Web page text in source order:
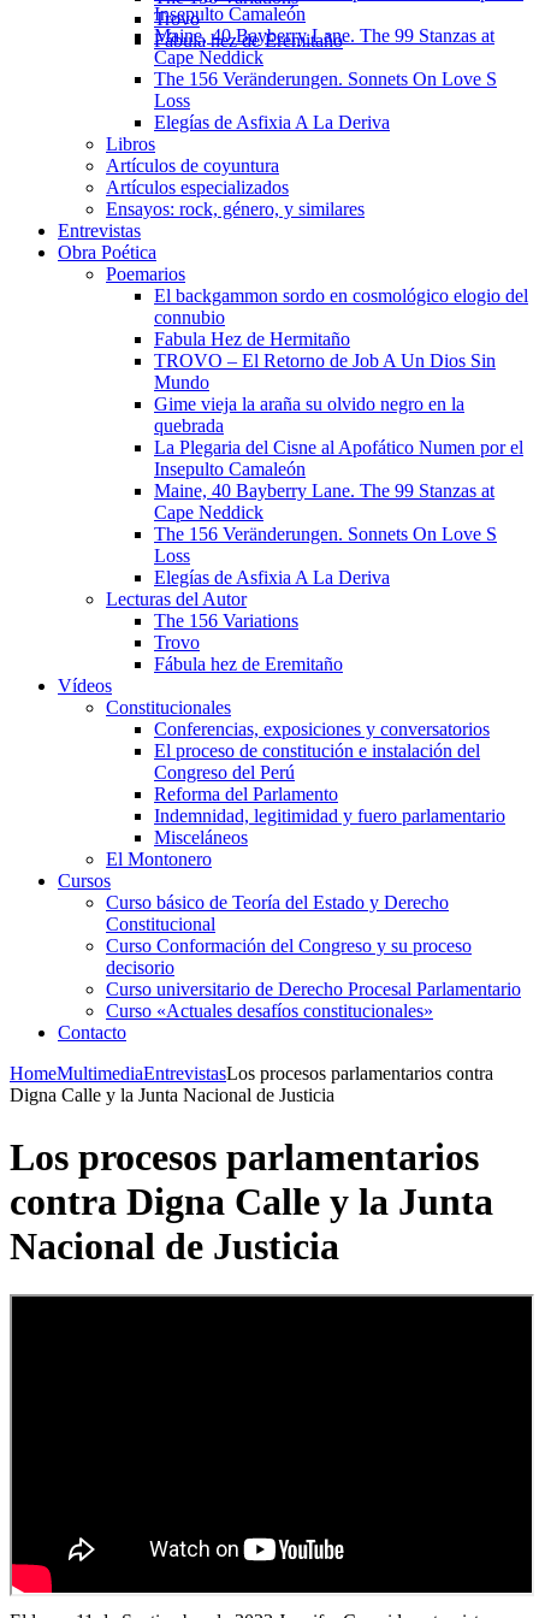
Trovo
Fábula hez de Eremitaño
Insepulto Camaleón
Maine, 40 Bayberry Lane. The 99 Stanzas at
Cape Neddick
The 156 Veränderungen. Sonnets On Love S
Loss
Elegías de Asfixia A La Deriva
Libros
Artículos de coyuntura
Artículos especializados
Ensayos: rock, género, y similares
Entrevistas
Obra Poética
Poemarios
El backgammon sordo en cosmológico elogio del
connubio
Fabula Hez de Hermitaño
TROVO – El Retorno de Job A Un Dios Sin
Mundo
Gime vieja la araña su olvido negro en la
quebrada
La Plegaria del Cisne al Apofático Numen por el
Insepulto Camaleón
Maine, 40 Bayberry Lane. The 99 Stanzas at
Cape Neddick
The 156 Veränderungen. Sonnets On Love S
Loss
Elegías de Asfixia A La Deriva
Lecturas del Autor
The 156 Variations
Trovo
Fábula hez de Eremitaño
Vídeos
Constitucionales
Conferencias, exposiciones y conversatorios
El proceso de constitución e instalación del
Congreso del Perú
Reforma del Parlamento
Indemnidad, legitimidad y fuero parlamentario
Misceláneos
El Montonero
Cursos
Curso básico de Teoría del Estado y Derecho
Constitucional
Curso Conformación del Congreso y su proceso
decisorio
Curso universitario de Derecho Procesal Parlamentario
Curso «Actuales desafíos constitucionales»
Contacto
HomeMultimediaEntrevistasLos procesos parlamentarios contra
Digna Calle y la Junta Nacional de Justicia
Los procesos parlamentarios
contra Digna Calle y la Junta
Nacional de Justicia